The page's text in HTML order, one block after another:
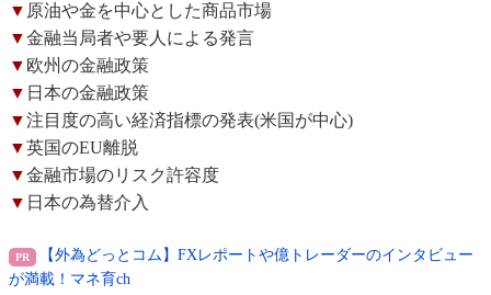
▼ 原油や金を中心とした商品市場
▼金融当局者や要人による発言
▼ 欧州の金融政策
▼ 日本の金融政策
▼注目度の高い経済指標の発表(米国が中心)
▼英国のEU離脱
▼金融市場のリスク許容度
▼ 日本の為替介入
【外為どっとコム】FXレポートや億トレーダーのインタビュー
が満載！マネ育ch